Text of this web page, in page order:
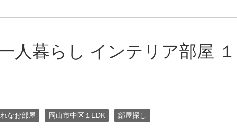
人暮らし インテリア部屋
なお部屋 岡山市中区１LDK 部屋探し